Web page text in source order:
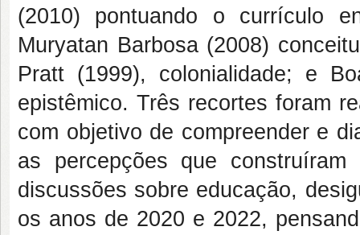
(2010) pontuando o currículo
Muryatan Barbosa (2008)
Pratt (1999), colonialidade; e
epistêmico. Três recortes foram
com objetivo de compreender e
as percepções que
discussões sobre educação,
os anos de 2020 e 2022,